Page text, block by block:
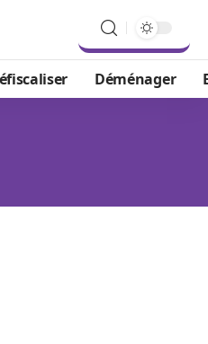
Déménager